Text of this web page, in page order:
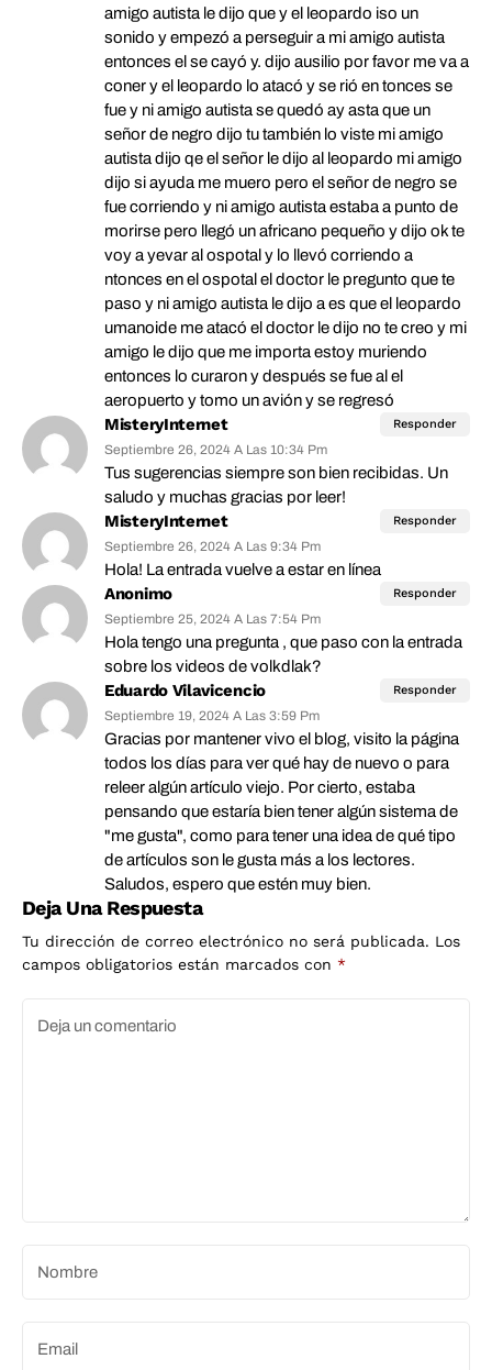
amigo autista le dijo que y el leopardo iso un
sonido y empezó a perseguir a mi amigo autista
entonces el se cayó y. dijo ausilio por favor me va a
coner y el leopardo lo atacó y se rió en tonces se
fue y ni amigo autista se quedó ay asta que un
señor de negro dijo tu también lo viste mi amigo
autista dijo qe el señor le dijo al leopardo mi amigo
dijo si ayuda me muero pero el señor de negro se
fue corriendo y ni amigo autista estaba a punto de
morirse pero llegó un africano pequeño y dijo ok te
voy a yevar al ospotal y lo llevó corriendo a
ntonces en el ospotal el doctor le pregunto que te
paso y ni amigo autista le dijo a es que el leopardo
umanoide me atacó el doctor le dijo no te creo y mi
amigo le dijo que me importa estoy muriendo
entonces lo curaron y después se fue al el
aeropuerto y tomo un avión y se regresó
MisteryInternet
Septiembre 26, 2024 A Las 10:34 Pm
Tus sugerencias siempre son bien recibidas. Un
saludo y muchas gracias por leer!
Responder
MisteryInternet
Septiembre 26, 2024 A Las 9:34 Pm
Hola! La entrada vuelve a estar en línea
Responder
Anonimo
Septiembre 25, 2024 A Las 7:54 Pm
Hola tengo una pregunta , que paso con la entrada
sobre los videos de volkdlak?
Responder
Eduardo Vilavicencio
Septiembre 19, 2024 A Las 3:59 Pm
Gracias por mantener vivo el blog, visito la página
todos los días para ver qué hay de nuevo o para
releer algún artículo viejo. Por cierto, estaba
pensando que estaría bien tener algún sistema de
"me gusta", como para tener una idea de qué tipo
de artículos son le gusta más a los lectores.
Saludos, espero que estén muy bien.
Responder
Deja Una Respuesta
Tu dirección de correo electrónico no será publicada. Los
campos obligatorios están marcados con *